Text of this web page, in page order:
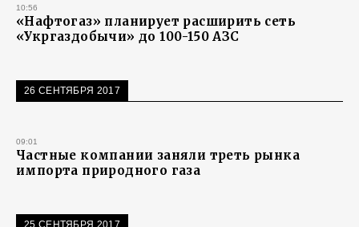
10:56
«Нафтогаз» планирует расширить сеть
«Укргаздобычи» до 100-150 АЗС
26 СЕНТЯБРЯ 2017
09:01
Частные компании заняли треть рынка
импорта природного газа
25 СЕНТЯБРЯ 2017